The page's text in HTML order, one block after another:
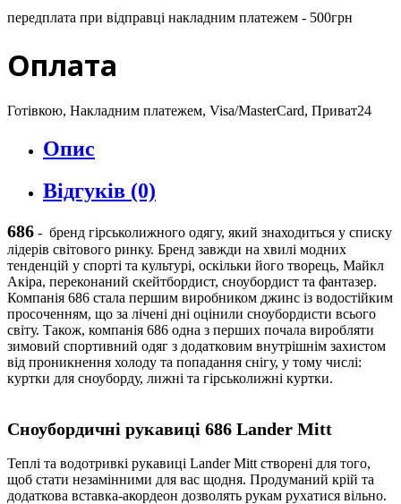
передплата при відправці накладним платежем - 500грн
Оплата
Готівкою, Накладним платежем, Visa/MasterCard, Приват24
Опис
Відгуків (0)
686 - бренд гірськолижного одягу, який знаходиться у списку
лідерів світового ринку. Бренд завжди на хвилі модних
тенденцій у спорті та культурі, оскільки його творець, Майкл
Акіра, переконаний скейтбордист, сноубордист та фантазер.
Компанія 686 стала першим виробником джинс із водостійким
просоченням, що за лічені дні оцінили сноубордисти всього
світу. Також, компанія 686 одна з перших почала виробляти
зимовий спортивний одяг з додатковим внутрішнім захистом
від проникнення холоду та попадання снігу, у тому числі:
куртки для сноуборду, лижні та гірськолижні куртки.
Сноубордичні рукавиці 686 Lander Mitt
Теплі та водотривкі рукавиці Lander Mitt створені для того,
щоб стати незамінними для вас щодня. Продуманий крій та
додаткова вставка-акордеон дозволять рукам рухатися вільно.